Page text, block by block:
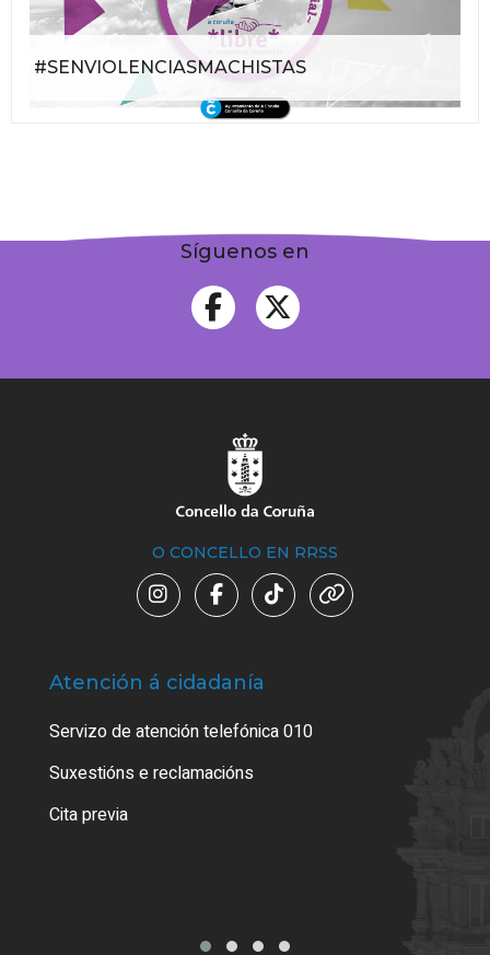
#SENVIOLENCIASMACHISTAS
Síguenos en
O CONCELLO EN RRSS
Atención á cidadanía
Servizo de atención telefónica 010
Suxestións e reclamacións
Cita previa